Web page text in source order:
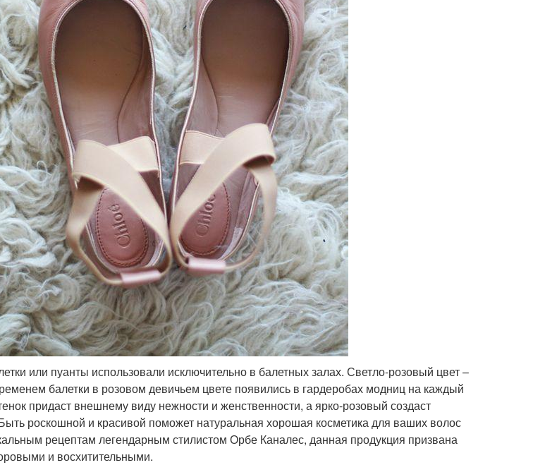
или пуанты использовали исключительно в балетных залах. Светло-розовый цвет –
балетки в розовом девичьем цвете появились в гардеробах модниц на каждый
придаст внешнему виду нежности и женственности, а ярко-розовый создаст
роскошной и красивой поможет натуральная хорошая косметика для ваших волос
рецептам легендарным стилистом Орбе Каналес, данная продукция призвана
и восхитительными.